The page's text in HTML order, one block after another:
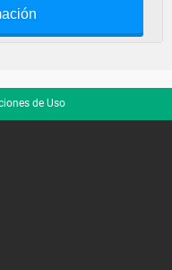
de Uso